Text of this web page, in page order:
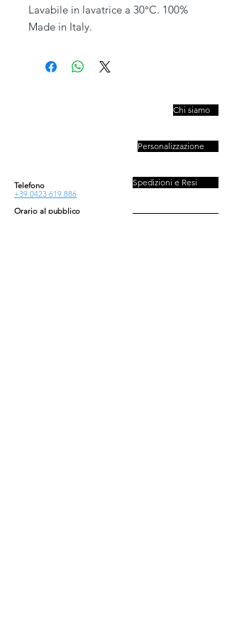
Lavabile in lavatrice a 30°C. 100%
Made in Italy.
Telefono
+39 0423 619 886
Orario al pubblico
Chi siamo
Personalizzazione
Spedizioni e Resi